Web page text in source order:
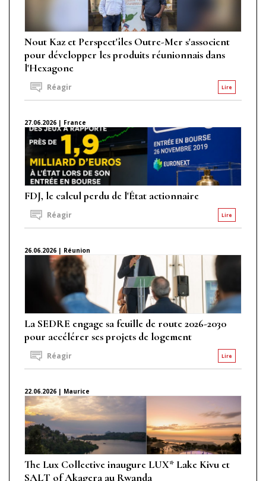
Nout Kaz et Perspect'îles Outre-Mer s'associent
pour développer les produits réunionnais dans
l'Hexagone
Lire
Réagir
27.06.2026 | France
FDJ, le calcul perdu de l'État actionnaire
Lire
Réagir
26.06.2026 | Réunion
La SEDRE engage sa feuille de route 2026-2030
pour accélérer ses projets de logement
Lire
Réagir
22.06.2026 | Maurice
The Lux Collective inaugure LUX* Lake Kivu et
SALT of Akagera au Rwanda